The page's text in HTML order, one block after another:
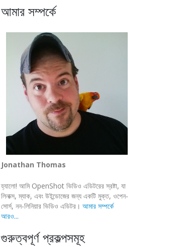
আমার সম্পর্কে
Jonathan Thomas
হ্যালো! আমি OpenShot ভিডিও এডিটরের স্রষ্টা, যা
লিনাক্স, ম্যাক, এবং উইন্ডোজের জন্য একটি মুক্ত, ওপেন-
সোর্স, নন-লিনিয়ার ভিডিও এডিটর। আমার সম্পর্কে
আরও...
গুরুত্বপূর্ণ প্রকল্পসমূহ